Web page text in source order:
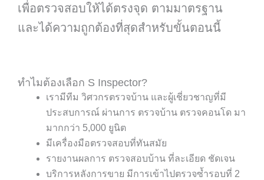
เพื่อตรวจสอบให้ได้ตรงจุด ตามมาตรฐาน
และได้ความถูกต้องที่สุดสำหรับขั้นตอนนี้
ทำไมต้องเลือก S Inspector?
เรามีทีม วิศวกรตรวจบ้าน และผู้เชี่ยวชาญที่มี
ประสบการณ์ ผ่านการ ตรวจบ้าน ตรวจคอนโด มา
มากกว่า 5,000 ยูนิต
มีเครื่องมือตรวจสอบที่ทันสมัย
รายงานผลการ ตรวจสอบบ้าน ที่ละเอียด ชัดเจน
บริการหลังการขาย มีการเข้าไปตรวจซ้ำรอบที่ 2